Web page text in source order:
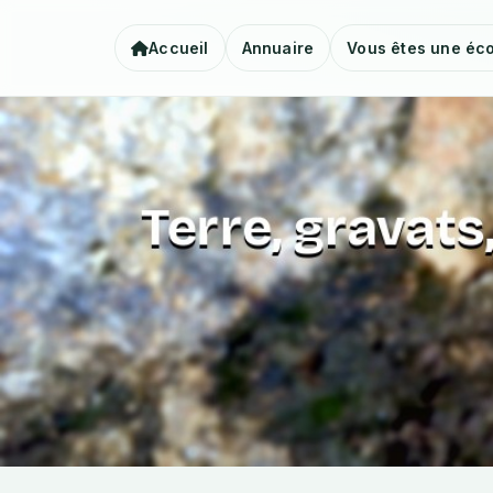
Accueil Annuaire Vous êtes une